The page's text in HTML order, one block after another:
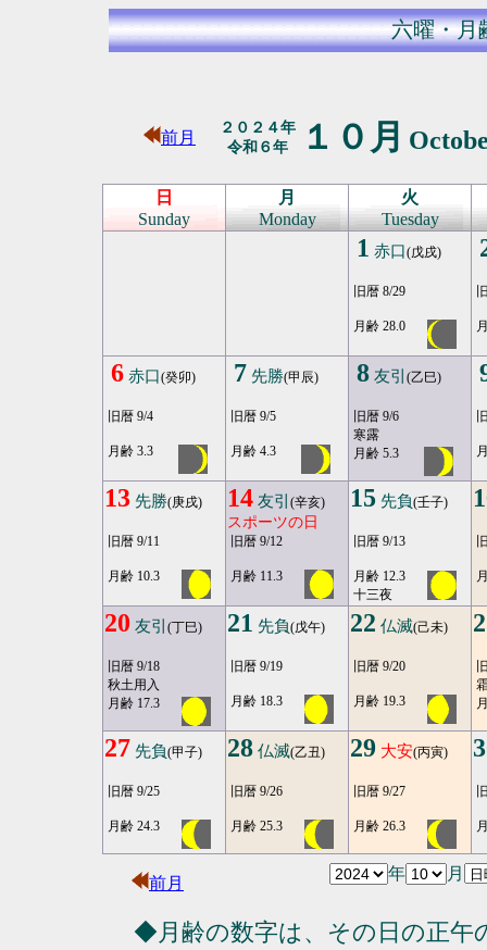
六曜・月
前月
２０２４年
令和６年
１０月
日
Sunday
月
Monday
火
Tuesday
1 赤口(戊戌)
旧暦 8/29
月齢 28.0
6 赤口(癸卯)
旧暦 9/4
月齢 3.3
7 先勝(甲辰)
旧暦 9/5
月齢 4.3
8 友引 (乙巳)
旧暦 9/6
寒露
月齢 5.3
13 先勝(庚戌)
旧暦 9/11
月齢 10.3
14 友引 (辛亥)
スポーツの日
旧暦 9/12
月齢 11.3
15 先負(壬子)
旧暦 9/13
月齢 12.3
十三夜
20 友引 (丁巳)
旧暦 9/18
秋土用入
月齢 17.3
21 先負(戊午)
旧暦 9/19
月齢 18.3
22 仏滅(己未)
旧暦 9/20
月齢 19.3
27 先負(甲子)
旧暦 9/25
月齢 24.3
28 仏滅(乙丑)
旧暦 9/26
月齢 25.3
29 大安(丙寅)
旧暦 9/27
月齢 26.3
前月
年 月
◆月齢の数字は、その日の正午